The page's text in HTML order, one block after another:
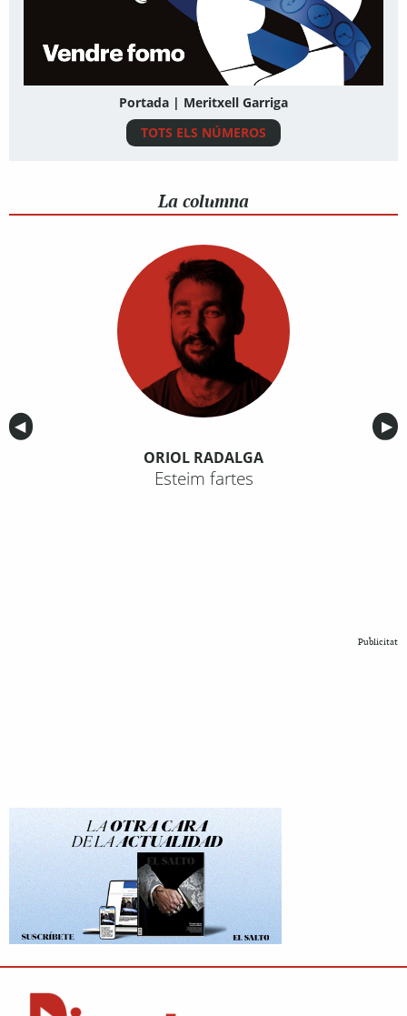
Portada | Meritxell Garriga
TOTS ELS NÚMEROS
La columna
Anterior
◀︎ ▶︎
ORIOL RADALGA
Esteim fartes
Publicitat